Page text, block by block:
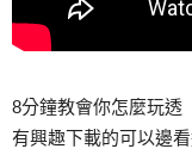
8分鐘教會你怎麼玩透
有興趣下載的可以邊